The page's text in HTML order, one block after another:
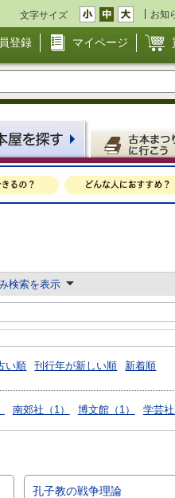
文字サイズ お知
登録 マイページ
検索を表示
い順 刊行年が新しい順 新着順
南郊社（1） 博文館（1） 学芸社
孔子教の戦争理論